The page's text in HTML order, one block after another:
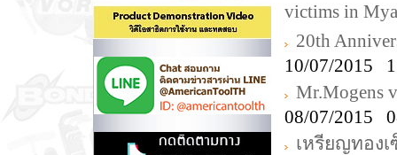
victims in
20th
10/07/2015
Mr.Mogens
08/07/2015
เหรียญทอง